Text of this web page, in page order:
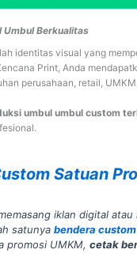
Umbul Berkualitas
identitas visual yang
Print, Anda
perusahaan, retail,
umbul umbul custom
Satuan
iklan digital
satunya bendera
promosi UMKM, cetak